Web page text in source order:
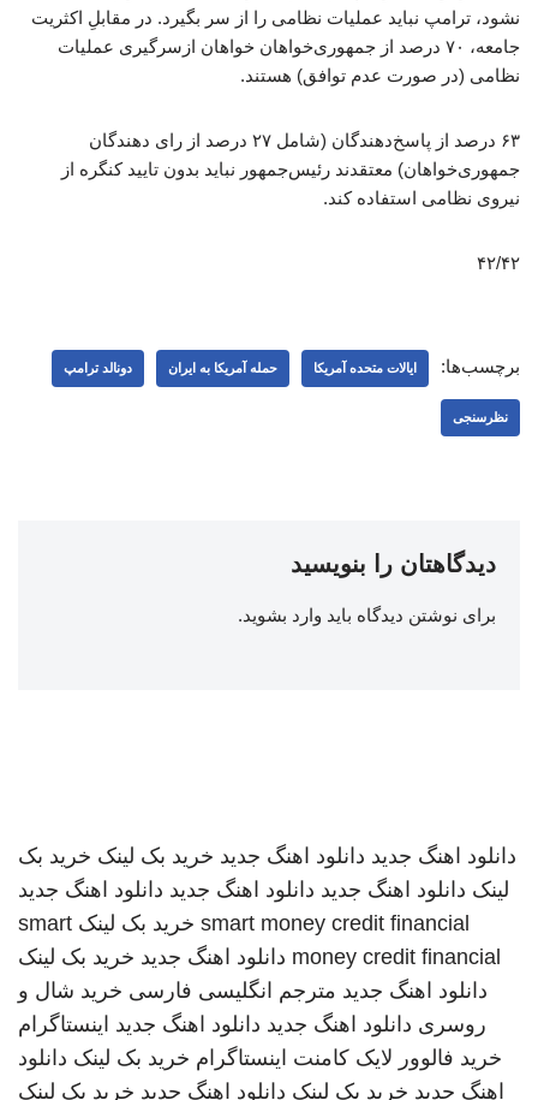
نشود، ترامپ نباید عملیات نظامی را از سر بگیرد. در مقابلِ اکثریت
جامعه، ۷۰ درصد از جمهوری‌خواهان خواهان ازسرگیری عملیات
نظامی (در صورت عدم توافق) هستند.
۶۳ درصد از پاسخ‌دهندگان (شامل ۲۷ درصد از رای دهندگان
جمهوری‌خواهان) معتقدند رئیس‌جمهور نباید بدون تایید کنگره از
نیروی نظامی استفاده کند.
۴۲/۴۲
برچسب‌ها: ایالات متحده آمریکا حمله آمریکا به ایران دونالد ترامپ
نظرسنجی
دیدگاهتان را بنویسید
برای نوشتن دیدگاه باید وارد بشوید.
دانلود اهنگ جدید دانلود اهنگ جدید خرید بک لینک خرید بک
لینک دانلود اهنگ جدید دانلود اهنگ جدید دانلود اهنگ جدید
smart money credit financial خرید بک لینک smart
money credit financial دانلود اهنگ جدید خرید بک لینک
دانلود اهنگ جدید مترجم انگلیسی فارسی خرید شال و
روسری دانلود اهنگ جدید دانلود اهنگ جدید اینستاگرام
خرید فالوور لایک کامنت اینستاگرام خرید بک لینک دانلود
اهنگ جدید خرید بک لینک دانلود اهنگ جدید خرید بک لینک